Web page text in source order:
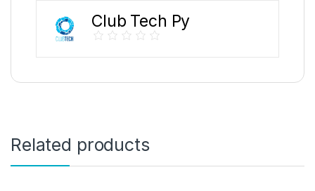
Club Tech Py
Related products